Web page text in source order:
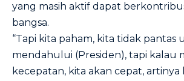
yang masih aktif dapat
bangsa.
“Tapi kita paham, kita tidak pantas
mendahului (Presiden), tapi kalau
kecepatan, kita akan cepat,